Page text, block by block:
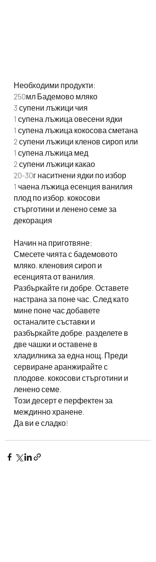
Необходими продукти:
250мл Бадемово мляко
3 супени лъжици чия
1 супена лъжица овесени ядки
1 супена лъжица кокосова сметана
2 супени лъжици кленов сироп или
1 супена лъжица мед
2 супени лъжици какао
20-30г наситнени ядки по избор
1 чаена лъжица есенция ванилия
плод по избор, кокосови
стърготини и ленено семе за
декорация
Начин на приготвяне:
Смесете чията с бадемовото
мляко, кленовия сироп и
есенцията от ванилия.
Разбъркайте ги добре. Оставете
настрана за поне час. След като
мине поне час добавете
останалите съставки и
разбъркайте добре, разделете в
две чашки и оставене в
хладилника за една нощ. Преди
сервиране аранжирайте с
плодове, кокосови стърготини и
ленено семе.
Този десерт е перфектен за
междинно хранене.
Да ви е сладко!